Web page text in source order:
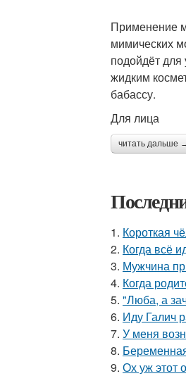
Применение
мимических
подойдёт
жидким
бабассу.
Для лица
читать дальше
1. Короткая
2. Когда всё
3. Мужчина
4. Когда
5. "Люба, а
6. Иду Галич
7. У меня
8.
9. Ох уж этот